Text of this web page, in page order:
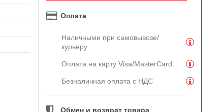
Оплата
Наличными при самовывозе/
курьеру
Оплата на карту Visa/MasterCard
Безналичная оплата с НДС
Обмен и возврат товара